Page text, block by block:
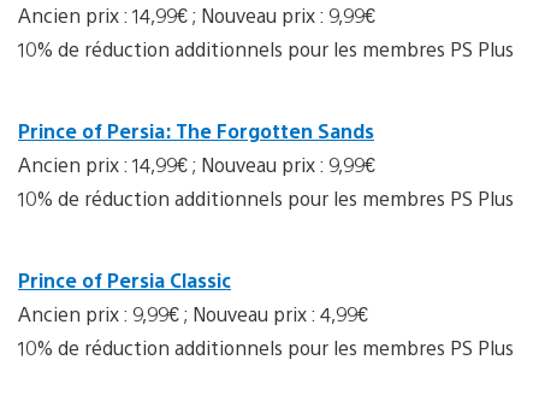
Ancien prix : 14,99€ ; Nouveau prix : 9,99€
10% de réduction additionnels pour les membres PS Plus
Prince of Persia: The Forgotten Sands
Ancien prix : 14,99€ ; Nouveau prix : 9,99€
10% de réduction additionnels pour les membres PS Plus
Prince of Persia Classic
Ancien prix : 9,99€ ; Nouveau prix : 4,99€
10% de réduction additionnels pour les membres PS Plus